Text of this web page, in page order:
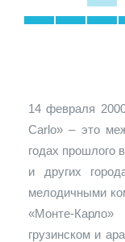
14 февраля
Carlo» – это
годах прошлого
и других
мелодичными
«Монте-
грузинском и